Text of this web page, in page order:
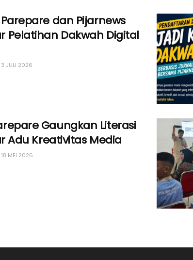
dan Pijarnews
Pelatihan Dakwah Digital
3 JULI 2026
Gaungkan Literasi
Adu Kreativitas Media
18 MEI 2026